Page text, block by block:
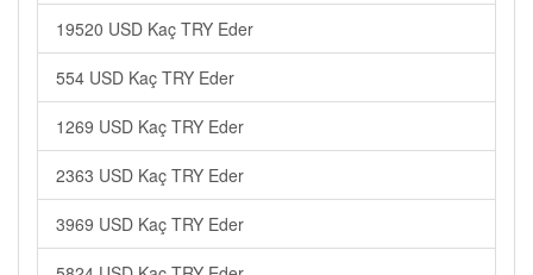
19520 USD Kaç TRY Eder
554 USD Kaç TRY Eder
1269 USD Kaç TRY Eder
2363 USD Kaç TRY Eder
3969 USD Kaç TRY Eder